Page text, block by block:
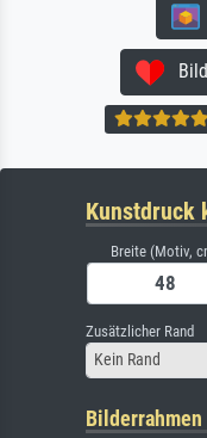
Bild
Kunstdruck
Breite (Motiv,
Zusätzlicher Rand
Kein Rand
Bilderrahmen